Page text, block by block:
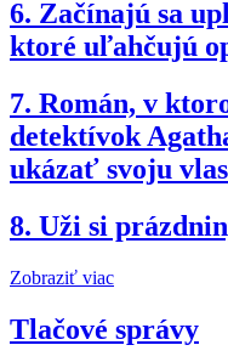
6. Začínajú sa
ktoré uľahčujú
7. Román, v
detektívok
ukázať svoju
8. Uži si
Zobraziť viac
Tlačové správy